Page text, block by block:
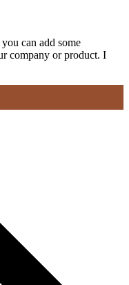
can add some
company or product. I